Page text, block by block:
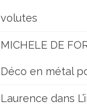
volutes
MICHELE DE
Déco en métal
Laurence dans